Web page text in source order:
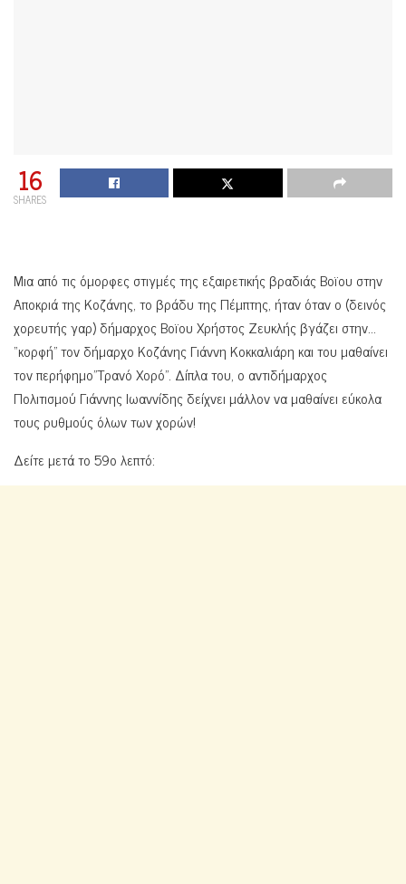
16
SHARES
Μια από τις όμορφες στιγμές της εξαιρετικής βραδιάς Βοϊου στην
Αποκριά της Κοζάνης, το βράδυ της Πέμπτης, ήταν όταν ο (δεινός
χορευτής γαρ) δήμαρχος Βοϊου Χρήστος Ζευκλής βγάζει στην…
“κορφή” τον δήμαρχο Κοζάνης Γιάννη Κοκκαλιάρη και του μαθαίνει
τον περήφημο”Τρανό Χορό”. Δίπλα του, ο αντιδήμαρχος
Πολιτισμού Γιάννης Ιωαννίδης δείχνει μάλλον να μαθαίνει εύκολα
τους ρυθμούς όλων των χορών!
Δείτε μετά το 59ο λεπτό: